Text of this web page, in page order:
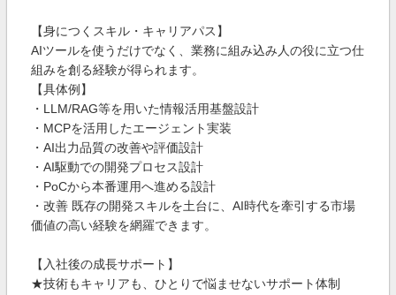
【身につくスキル・キャリアパス】
AIツールを使うだけでなく、業務に組み込み人の役に立つ仕
組みを創る経験が得られます。
【具体例】
・LLM/RAG等を用いた情報活用基盤設計
・MCPを活用したエージェント実装
・AI出力品質の改善や評価設計
・AI駆動での開発プロセス設計
・PoCから本番運用へ進める設計
・改善 既存の開発スキルを土台に、AI時代を牽引する市場
価値の高い経験を網羅できます。
【入社後の成長サポート】
★技術もキャリアも、ひとりで悩ませないサポート体制